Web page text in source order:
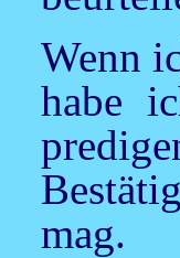
Wenn
habe
mag.